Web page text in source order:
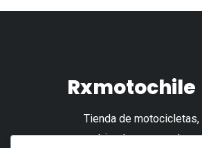
Rxmotochile
Tienda de motocicletas,
cuatrimotos, repuestos y